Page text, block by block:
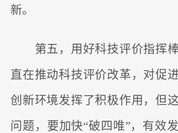
新。
第五，用好科技评价指挥棒
直在推动科技评价改革，对促
创新环境发挥了积极作用，但
问题，要加快“破四唯”，有效